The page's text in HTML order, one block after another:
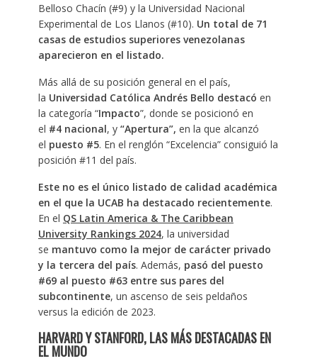
Belloso Chacín (#9) y la Universidad Nacional
Experimental de Los Llanos (#10). Un total de 71
casas de estudios superiores venezolanas
aparecieron en el listado.
Más allá de su posición general en el país,
la Universidad Católica Andrés Bello destacó en
la categoría “Impacto”, donde se posicionó en
el #4 nacional, y “Apertura”, en la que alcanzó
el puesto #5. En el renglón “Excelencia” consiguió la
posición #11 del país.
Este no es el único listado de calidad académica
en el que la UCAB ha destacado recientemente.
En el QS Latin America & The Caribbean
University Rankings 2024, la universidad
se mantuvo como la mejor de carácter privado
y la tercera del país. Además, pasó del puesto
#69 al puesto #63 entre sus pares del
subcontinente, un ascenso de seis peldaños
versus la edición de 2023.
HARVARD Y STANFORD, LAS MÁS DESTACADAS EN
EL MUNDO